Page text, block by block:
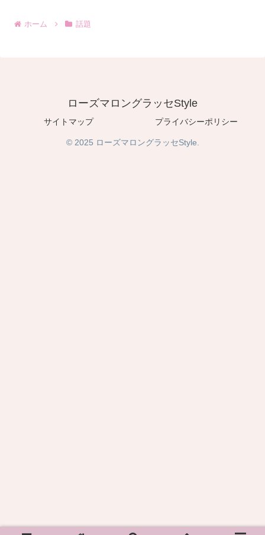
ホーム 話題
ローズマロングラッセStyle
サイトマップ プライバシーポリシー
© 2025 ローズマロングラッセStyle.